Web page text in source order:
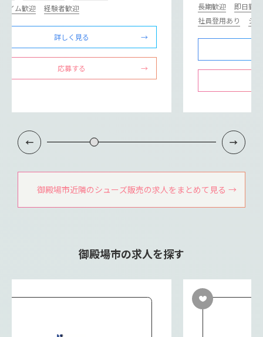
イム歓迎
経験者歓迎
詳しく見る
応募する
長期歓迎
即日勤
社員登用あり
シ
御殿場市近隣のシューズ販売の求人をまとめて見る
御殿場市の求人を探す